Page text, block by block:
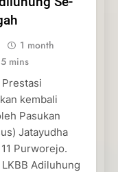
1 month
5 mins
kembali
Pasukan
Jatayudha
Purworejo.
Adiluhung